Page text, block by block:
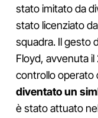
stato imitato da
stato licenziato
squadra. Il gesto
Floyd, avvenuta
controllo operato
diventato un
è stato attuato